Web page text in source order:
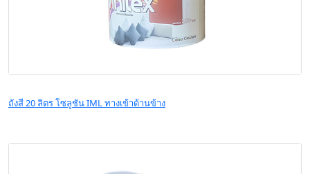
ถังสี 20 ลิตร โซลูชัน IML ทางเข้าด้านข้าง